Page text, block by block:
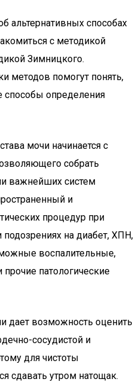
альтернативных способах
с методикой
Зимницкого.
методов помогут понять,
способы определения
мочи начинается с
собрать
важнейших систем
и
процедур при
подозрениях на диабет, ХПН,
воспалительные,
патологические
дает возможность оценить
сосудистой и
для чистоты
сдавать утром натощак.